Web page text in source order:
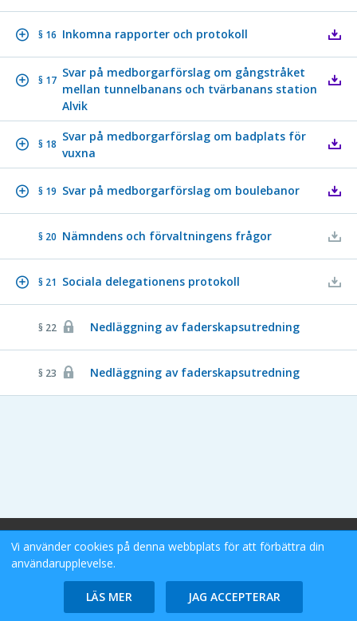
§ 16 Inkomna rapporter och protokoll
§ 17
Svar på medborgarförslag om gångstråket
mellan tunnelbanans och tvärbanans station
Alvik
§ 18
Svar på medborgarförslag om badplats för
vuxna
§ 19 Svar på medborgarförslag om boulebanor
§ 20 Nämndens och förvaltningens frågor
§ 21 Sociala delegationens protokoll
§ 22 Nedläggning av faderskapsutredning
§ 23 Nedläggning av faderskapsutredning
Stockholms Stad eDok Meetings
Vi använder cookies på denna webbplats för att förbättra din
användarupplevelse.